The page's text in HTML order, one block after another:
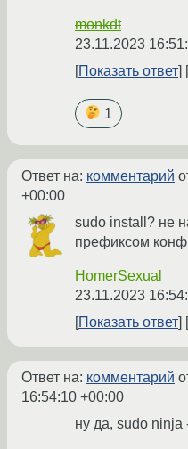
monkdt
23.11.2023
Показать ответ
1
Ответ на: комментарий
+00:00
sudo install? не
префиксом
HomerSexual
23.11.2023
Показать ответ
Ответ на: комментарий
16:54:10 +00:00
ну да, sudo ninja